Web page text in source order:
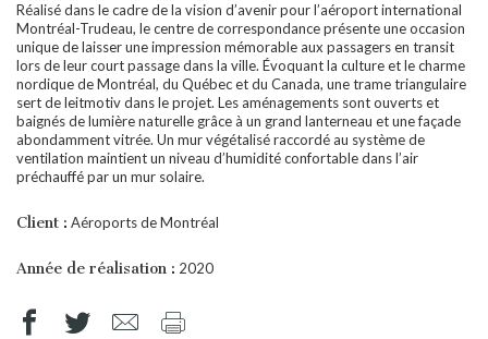
Réalisé dans le cadre de la vision d’avenir pour l’aéroport international
Montréal-Trudeau, le centre de correspondance présente une occasion
unique de laisser une impression mémorable aux passagers en transit
lors de leur court passage dans la ville. Évoquant la culture et le charme
nordique de Montréal, du Québec et du Canada, une trame triangulaire
sert de leitmotiv dans le projet. Les aménagements sont ouverts et
baignés de lumière naturelle grâce à un grand lanterneau et une façade
abondamment vitrée. Un mur végétalisé raccordé au système de
ventilation maintient un niveau d’humidité confortable dans l’air
préchauffé par un mur solaire.
Client : Aéroports de Montréal
Année de réalisation : 2020